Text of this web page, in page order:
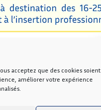
acceptez que des cookies soient
améliorer votre expérience